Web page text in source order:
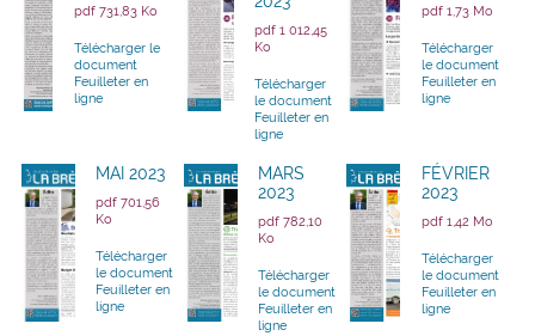
pdf 731,83 Ko
Télécharger le
document
Feuilleter en
ligne
pdf 1 012,45
Ko
Télécharger
le document
Feuilleter en
ligne
pdf 1,73 Mo
Télécharger
le document
Feuilleter en
ligne
MAI 2023
pdf 701,56
Ko
Télécharger
le document
Feuilleter en
ligne
MARS
2023
pdf 782,10
Ko
Télécharger
le document
Feuilleter en
ligne
FÉVRIER
2023
pdf 1,42 Mo
Télécharger
le document
Feuilleter en
ligne